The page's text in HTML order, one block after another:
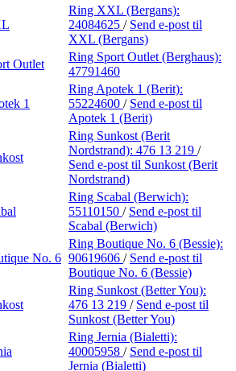
Ring XXL (Bergans):
24084625 / Send e-post til
XXL (Bergans)
Outlet
Ring Sport Outlet (Berghaus):
47791460
1
Ring Apotek 1 (Berit):
55224600 / Send e-post til
Apotek 1 (Berit)
Ring Sunkost (Berit
Nordstrand): 476 13 219 /
Send e-post til Sunkost (Berit
Nordstrand)
Ring Scabal (Berwich):
55110150 / Send e-post til
Scabal (Berwich)
No. 6
Ring Boutique No. 6 (Bessie):
90619606 / Send e-post til
Boutique No. 6 (Bessie)
Ring Sunkost (Better You):
476 13 219 / Send e-post til
Sunkost (Better You)
Ring Jernia (Bialetti):
40005958 / Send e-post til
Jernia (Bialetti)